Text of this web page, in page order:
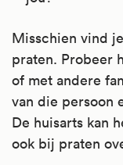
Misschien vind
praten. Probeer
of met andere
van die persoon
De huisarts kan
ook bij praten